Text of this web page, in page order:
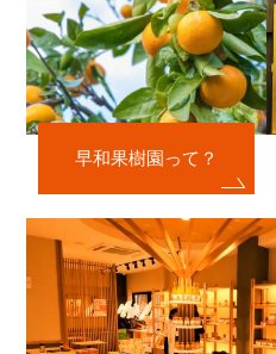
早和果樹園って？